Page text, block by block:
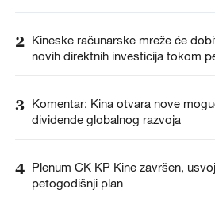
2 Kineske računarske mreže će
novih direktnih investicija tokom
3 Komentar: Kina otvara nove
dividende globalnog razvoja
4 Plenum CK KP Kine završen,
petogodišnji plan